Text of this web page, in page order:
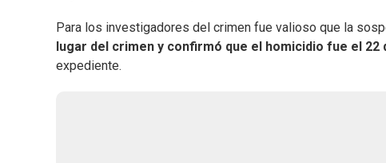
Para los investigadores del crimen fue valioso que la
lugar del crimen y confirmó que el homicidio fue el 22
expediente.